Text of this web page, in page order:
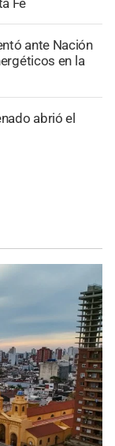
Fe
ante Nación
en la
abrió el